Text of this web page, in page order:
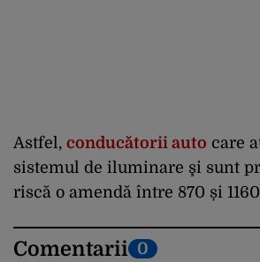
Astfel, conducătorii auto care
sistemul de iluminare şi sunt
riscă o amendă între 870 și
Comentarii 0